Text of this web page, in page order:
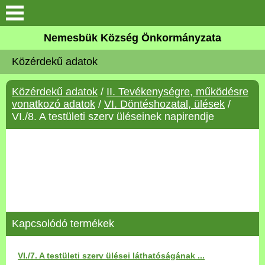
Keresés
Önkormányzat
Közös Önkormányzati
Hivatal
MAGYAR FALU PROGRAM
Versenyképes Járások
Program
Nemesbük Község Önkormányzata
Közérdekű adatok
Közérdekű adatok / II. Tevékenységre, működésre
vonatkozó adatok / VI. Döntéshozatal, ülések /
VI./8. A testületi szerv üléseinek napirendje
Kapcsolódó termékek
VI./7. A testületi szerv ülései láthatóságának ...